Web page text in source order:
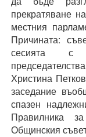
прекратяване
местния
Причината:
сесията с
Христина
заседание
спазен
Правилника
Общинския